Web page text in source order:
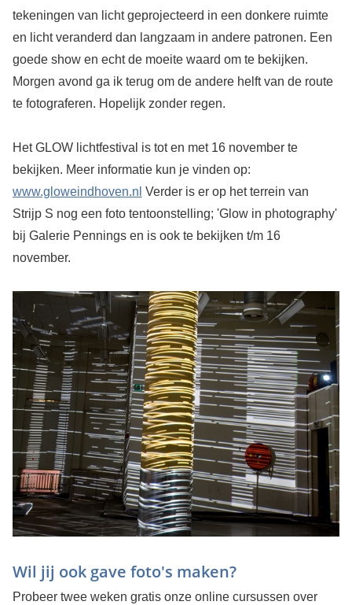
tekeningen van licht geprojecteerd in een donkere ruimte
en licht veranderd dan langzaam in andere patronen. Een
goede show en echt de moeite waard om te bekijken.
Morgen avond ga ik terug om de andere helft van de route
te fotograferen. Hopelijk zonder regen.
Het GLOW lichtfestival is tot en met 16 november te
bekijken. Meer informatie kun je vinden op:
www.gloweindhoven.nl Verder is er op het terrein van
Strijp S nog een foto tentoonstelling; 'Glow in photography'
bij Galerie Pennings en is ook te bekijken t/m 16
november.
Wil jij ook gave foto's maken?
Probeer twee weken gratis onze online cursussen over